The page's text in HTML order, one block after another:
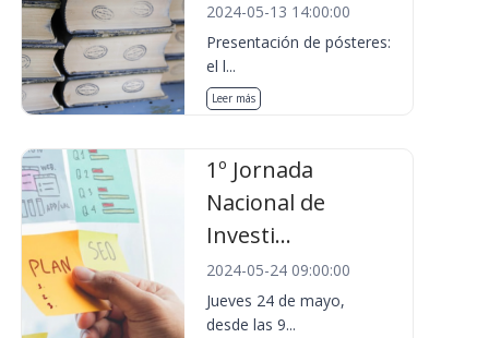
2024-05-13 14:00:00
Presentación de pósteres:
el l...
Leer más
1º Jornada
Nacional de
Investi...
2024-05-24 09:00:00
Jueves 24 de mayo,
desde las 9...